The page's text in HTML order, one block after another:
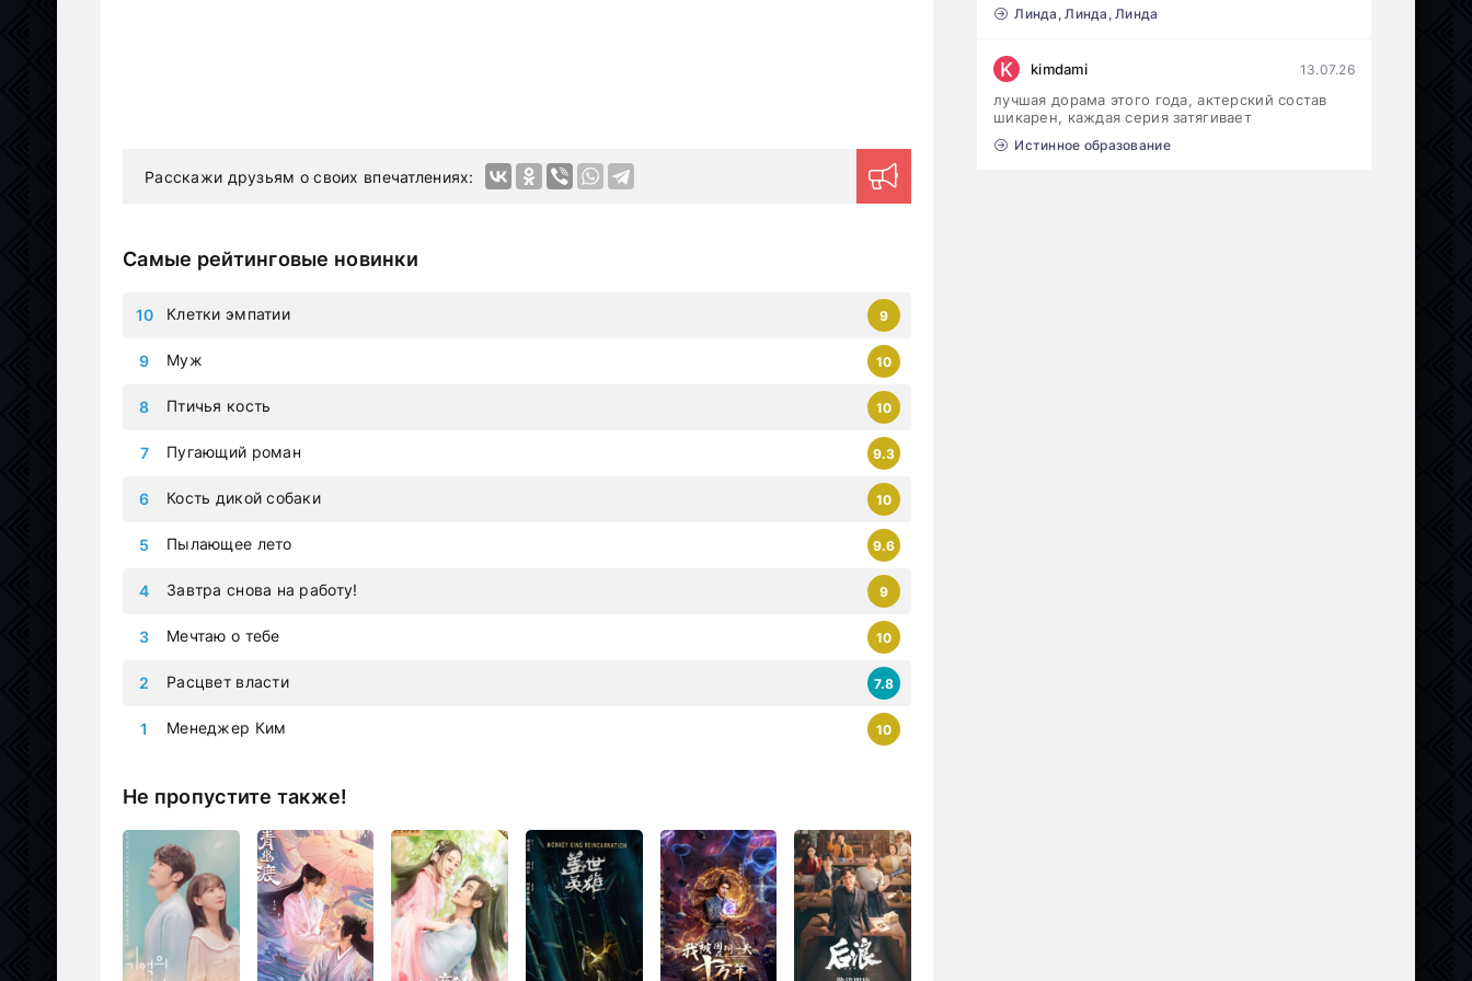
Расскажи друзьям о своих впечатлениях:
Самые рейтинговые новинки
Менеджер Ким 10
Расцвет власти 7.8
Мечтаю о тебе 10
Завтра снова на работу! 9
Пылающее лето 9.6
Кость дикой собаки 10
Пугающий роман 9.3
Птичья кость 10
Муж 10
Клетки эмпатии 9
Не пропустите также!
Линда, Линда, Линда
K kimdami 13.07.26
лучшая дорама этого года, актерский состав
шикарен, каждая серия затягивает
Истинное образование